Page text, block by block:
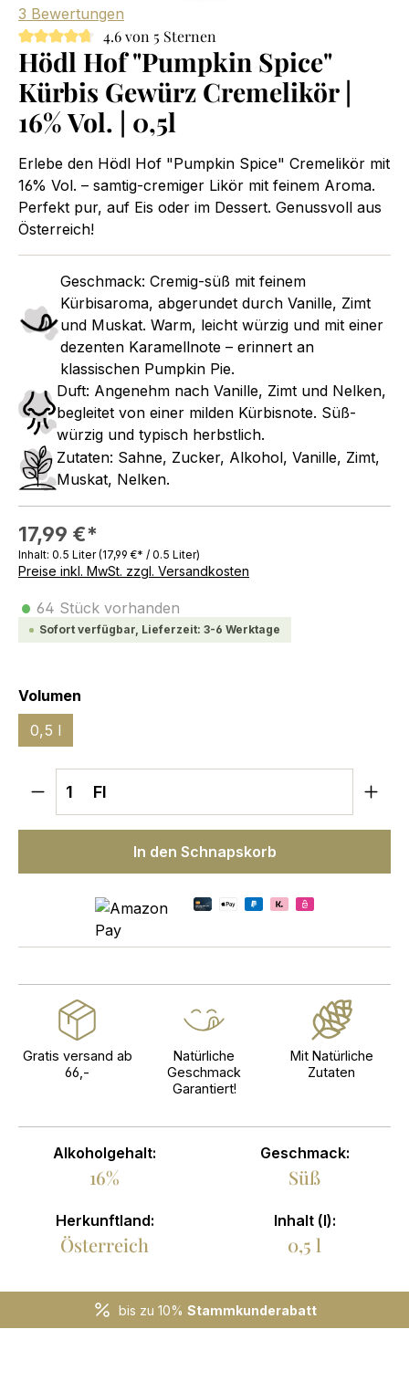
4.6 von 5 Sternen
3 Bewertungen
Hödl Hof "Pumpkin Spice"
Kürbis Gewürz Cremelikör |
16% Vol. | 0,5l
Erlebe den Hödl Hof "Pumpkin Spice" Cremelikör mit
16% Vol. – samtig-cremiger Likör mit feinem Aroma.
Perfekt pur, auf Eis oder im Dessert. Genussvoll aus
Österreich!
Geschmack: Cremig-süß mit feinem
Kürbisaroma, abgerundet durch Vanille, Zimt
und Muskat. Warm, leicht würzig und mit einer
dezenten Karamellnote – erinnert an
klassischen Pumpkin Pie.
Duft: Angenehm nach Vanille, Zimt und Nelken,
begleitet von einer milden Kürbisnote. Süß-
würzig und typisch herbstlich.
Zutaten: Sahne, Zucker, Alkohol, Vanille, Zimt,
Muskat, Nelken.
17,99 €*
Inhalt: 0.5 Liter(17,99 €* / 0.5 Liter)
Preise inkl. MwSt. zzgl. Versandkosten
• 64 Stück vorhanden
Sofort verfügbar, Lieferzeit: 3-6 Werktage
Volumen
0,5 l
Produkt Anzahl: Gib den
Fl
In den Schnapskorb
Gratis versand ab
66,-
Natürliche
Geschmack
Garantiert!
Mit Natürliche
Zutaten
Alkoholgehalt:
16%
Geschmack:
Süß
Herkunftland:
Österreich
Inhalt (l):
0,5 l
bis zu 10% Stammkunderabatt